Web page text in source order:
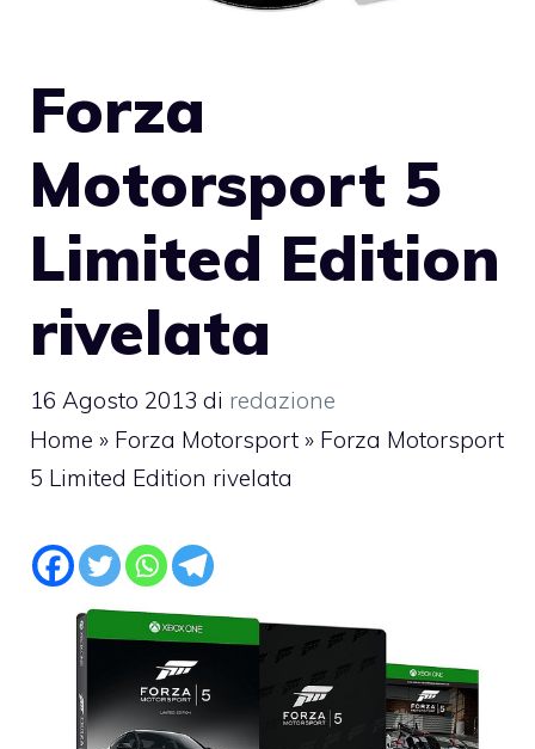
Forza
Motorsport 5
Limited Edition
rivelata
16 Agosto 2013 di redazione
Home » Forza Motorsport » Forza Motorsport
5 Limited Edition rivelata